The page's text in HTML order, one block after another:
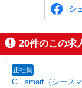
シ
20件のこの求
正社員
C smart（シースマ